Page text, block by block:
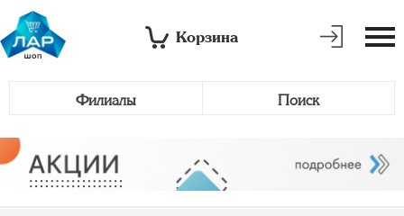
Корзина
Филиалы Поиск